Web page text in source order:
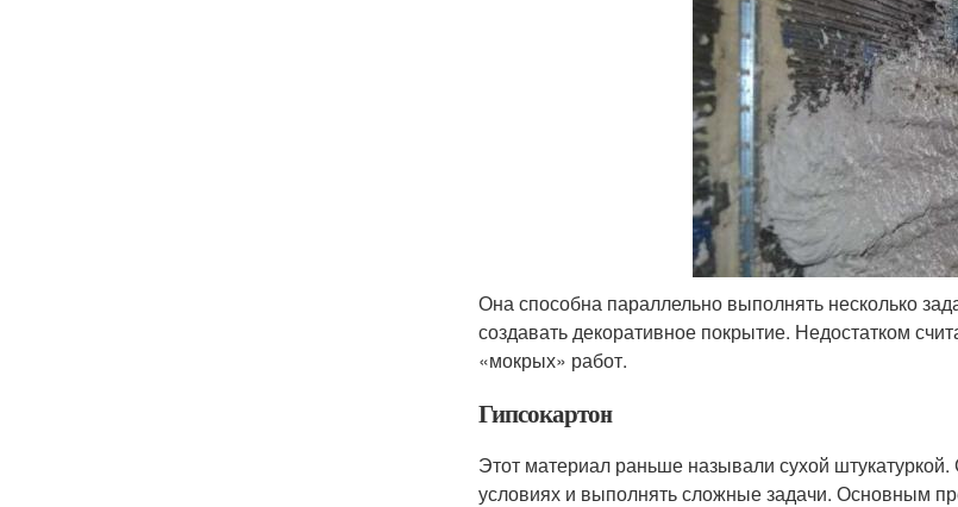
Она способна параллельно выполнять несколько
создавать декоративное покрытие. Недостатком
«мокрых» работ.
Гипсокартон
Этот материал раньше называли сухой
условиях и выполнять сложные задачи. Основным